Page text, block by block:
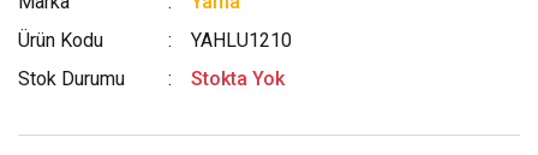
Ürün Kodu
YAHLU1210
Stok Durumu
Stokta Yok